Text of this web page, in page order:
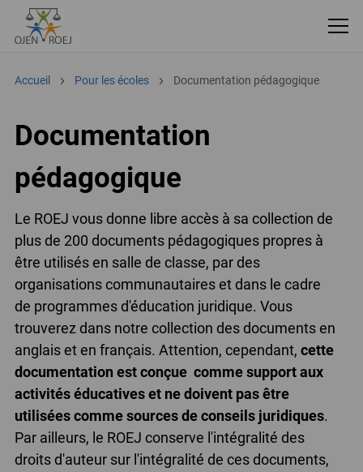
Accueil Pour les écoles Documentation pédagogique
Documentation
pédagogique
Le ROEJ vous donne libre accès à sa collection de
plus de 200 documents pédagogiques propres à
être utilisés en salle de classe, par des
organisations communautaires et dans le cadre
de programmes d'éducation juridique. Vous
trouverez dans notre collection des documents en
anglais et en français. Attention, cependant, cette
documentation est conçue comme support aux
activités éducatives et ne doivent pas être
utilisées comme sources de conseils juridiques.
Par ailleurs, le ROEJ conserve l'intégralité des
droits d'auteur sur l'intégralité de ces documents,